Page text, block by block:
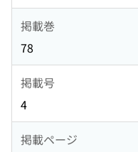
掲載巻
78
掲載号
4
掲載ページ